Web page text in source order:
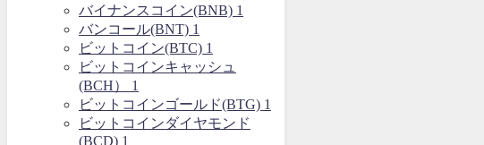
バイナンスコイン(BNB) 1
バンコール(BNT) 1
ビットコイン(BTC) 1
ビットコインキャッシュ
(BCH） 1
ビットコインゴールド(BTG) 1
ビットコインダイヤモンド
(BCD) 1